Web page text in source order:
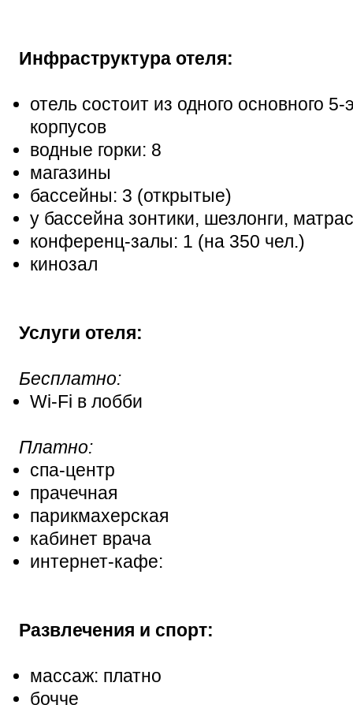
Инфраструктура отеля:
отель состоит из одного основного
корпусов
водные горки: 8
магазины
бассейны: 3 (открытые)
у бассейна зонтики, шезлонги,
конференц-залы: 1 (на 350 чел.)
кинозал
Услуги отеля:
Бесплатно:
Wi-Fi в лобби
Платно:
спа-центр
прачечная
парикмахерская
кабинет врача
интернет-кафе:
Развлечения и спорт:
массаж: платно
бочче